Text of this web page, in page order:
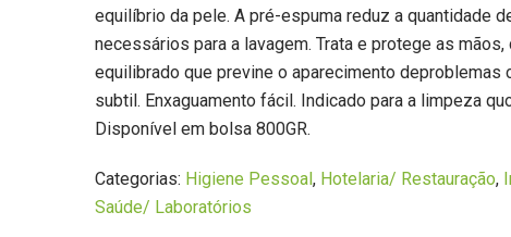
equilíbrio da pele. A pré-espuma reduz a quantidade
necessários para a lavagem. Trata e protege as
equilibrado que previne o aparecimento deproblemas
subtil. Enxaguamento fácil. Indicado para a limpeza
Disponível em bolsa 800GR.
Categorias: Higiene Pessoal , Hotelaria/ Restauração,
Saúde/ Laboratórios